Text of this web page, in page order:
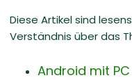
Diese Artikel sind
Verständnis über das
Android mit